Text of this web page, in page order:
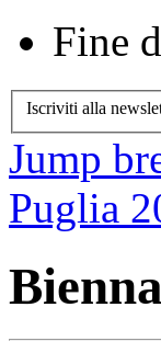
Fine
Iscriviti alla
Jump
Puglia